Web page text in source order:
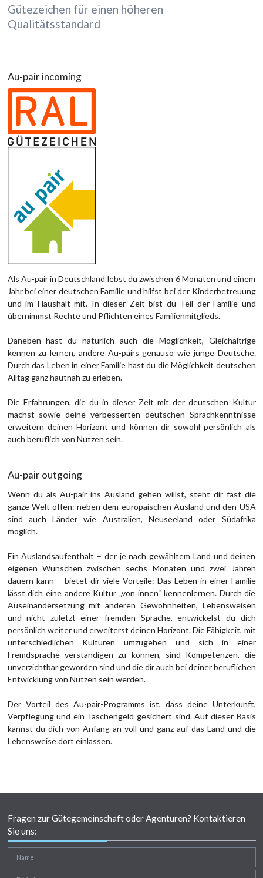
Gütezeichen für einen höheren
Qualitätsstandard
Au-pair incoming
Als Au-pair in Deutschland lebst du zwischen 6 Monaten und einem
Jahr bei einer deutschen Familie und hilfst bei der Kinderbetreuung
und im Haushalt mit. In dieser Zeit bist du Teil der Familie und
übernimmst Rechte und Pflichten eines Familienmitglieds.
Daneben hast du natürlich auch die Möglichkeit, Gleichaltrige
kennen zu lernen, andere Au-pairs genauso wie junge Deutsche.
Durch das Leben in einer Familie hast du die Möglichkeit deutschen
Alltag ganz hautnah zu erleben.
Die Erfahrungen, die du in dieser Zeit mit der deutschen Kultur
machst sowie deine verbesserten deutschen Sprachkenntnisse
erweitern deinen Horizont und können dir sowohl persönlich als
auch beruflich von Nutzen sein.
Au-pair outgoing
Wenn du als Au-pair ins Ausland gehen willst, steht dir fast die
ganze Welt offen: neben dem europäischen Ausland und den USA
sind auch Länder wie Australien, Neuseeland oder Südafrika
möglich.
Ein Auslandsaufenthalt – der je nach gewähltem Land und deinen
eigenen Wünschen zwischen sechs Monaten und zwei Jahren
dauern kann – bietet dir viele Vorteile: Das Leben in einer Familie
lässt dich eine andere Kultur „von innen“ kennenlernen. Durch die
Auseinandersetzung mit anderen Gewohnheiten, Lebensweisen
und nicht zuletzt einer fremden Sprache, entwickelst du dich
persönlich weiter und erweiterst deinen Horizont. Die Fähigkeit, mit
unterschiedlichen Kulturen umzugehen und sich in einer
Fremdsprache verständigen zu können, sind Kompetenzen, die
unverzichtbar geworden sind und die dir auch bei deiner beruflichen
Entwicklung von Nutzen sein werden.
Der Vorteil des Au-pair-Programms ist, dass deine Unterkunft,
Verpflegung und ein Taschengeld gesichert sind. Auf dieser Basis
kannst du dich von Anfang an voll und ganz auf das Land und die
Lebensweise dort einlassen.
Fragen zur Gütegemeinschaft oder Agenturen? Kontaktieren
Sie uns: